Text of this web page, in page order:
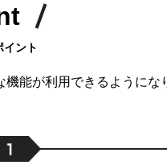
イント
機能が利用できるようにな